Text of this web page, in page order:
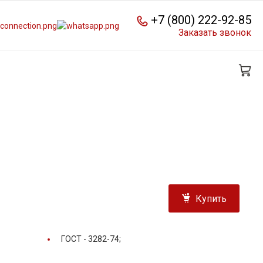
+7 (800) 222-92-85
Заказать звонок
Купить
ГОСТ - 3282-74;